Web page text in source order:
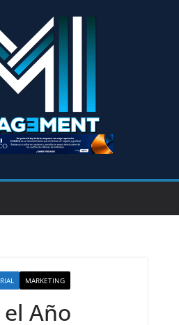
MARKETING
Año